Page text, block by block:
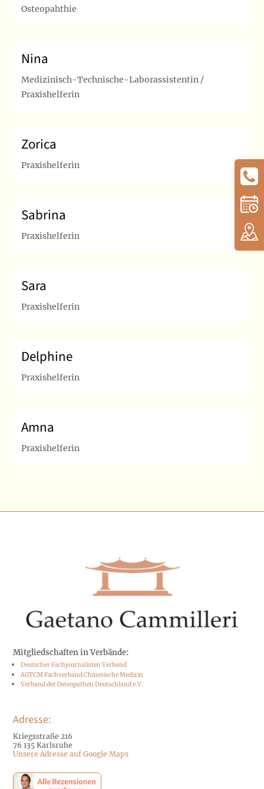
Osteopahthie
Nina
Medizinisch-Technische-Laborassistentin /
Praxishelferin
Zorica
Praxishelferin
Sabrina
Praxishelferin
Sara
Praxishelferin
Delphine
Praxishelferin
Amna
Praxishelferin
Mitgliedschaften in Verbände:
Deutscher Fachjournalisten Verband
AGTCM Fachverband Chinesische Medizin
Verband der Osteopathen Deutschland e.V.
Adresse:
Kriegsstraße 216
76 135 Karlsruhe
Unsere Adresse auf Google Maps